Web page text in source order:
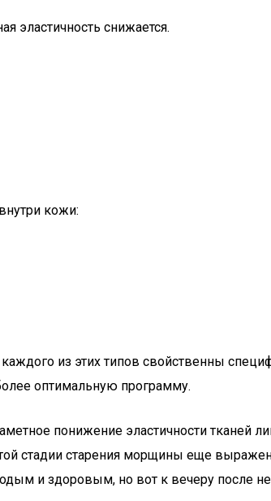
эластичность снижается.
кожи:
из этих типов свойственны
оптимальную программу.
понижение эластичности тканей
стадии старения морщины еще
и здоровым, но вот к вечеру после